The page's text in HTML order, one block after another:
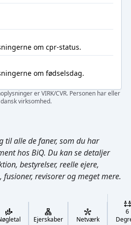
om cpr-status.
om fødselsdag.
er VIRK/CVR. Personen har eller
virksomhed.
alle de faner, som du har
hos BiQ. Du kan se detaljer
bestyrelser, reelle ejere,
revisorer og meget mere.
Ejerskaber Netværk
6